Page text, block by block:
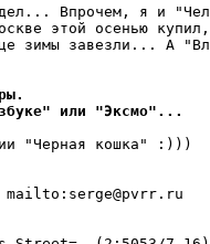
Впрочем, я и
этой осенью
зимы завезли... А
или "Эксмо"...
"Черная кошка" :)))